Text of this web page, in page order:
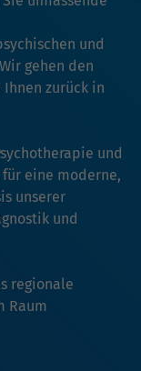
und
gehen den
zurück in
und
eine moderne,
unserer
und
regionale
Raum